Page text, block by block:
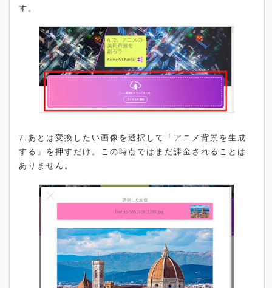
す。
7.あとは変換したい画像を選択して「アニメ背景を生成
する」を押すだけ。この時点ではまだ課金されることは
ありません。